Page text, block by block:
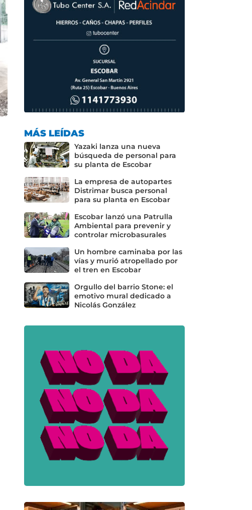
MÁS LEÍDAS
Yazaki lanza una nueva
búsqueda de personal para
su planta de Escobar
La empresa de autopartes
Distrimar busca personal
para su planta en Escobar
Escobar lanzó una Patrulla
Ambiental para prevenir y
controlar microbasurales
Un hombre caminaba por las
vías y murió atropellado por
el tren en Escobar
Orgullo del barrio Stone: el
emotivo mural dedicado a
Nicolás González